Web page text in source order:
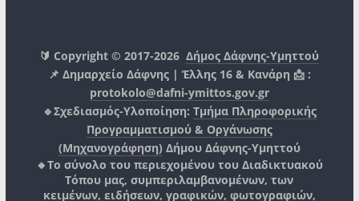
🔰 Copyright © 2017-2026Δήμος Δάφνης-Υμηττού
📌 Δημαρχείο Δάφνης | Έλλης 16 & Κανάρη 📩 :
protokolo@dafni-ymittos.gov.gr
🔹Σχεδιασμός-Υλοποίηση: Τμήμα Πληροφορικής
Προγραμματισμού & Οργάνωσης
(Μηχανογράφηση) Δήμου Δάφνης-Υμηττού
🔸Το σύνολο του περιεχομένου του Διαδικτυακού
Τόπου μας, συμπεριλαμβανομένων, των
κειμένων, ειδήσεων, γραφικών, φωτογραφιών,